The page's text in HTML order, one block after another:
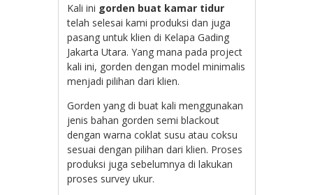
Kali ini gorden buat kamar tidur
telah selesai kami produksi dan juga
pasang untuk klien di Kelapa Gading
Jakarta Utara. Yang mana pada project
kali ini, gorden dengan model minimalis
menjadi pilihan dari klien.
Gorden yang di buat kali menggunakan
jenis bahan gorden semi blackout
dengan warna coklat susu atau coksu
sesuai dengan pilihan dari klien. Proses
produksi juga sebelumnya di lakukan
proses survey ukur.